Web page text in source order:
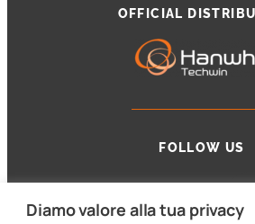
Diamo valore alla tua privacy
OFFICIAL
FOLLOW US